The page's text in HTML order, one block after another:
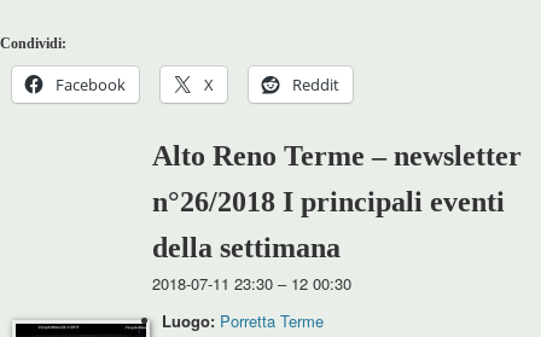
Condividi:
Facebook X Reddit
Alto Reno Terme – newsletter
n°26/2018 I principali eventi
della settimana
2018-07-11 23:30 – 12 00:30
Luogo: Porretta Terme